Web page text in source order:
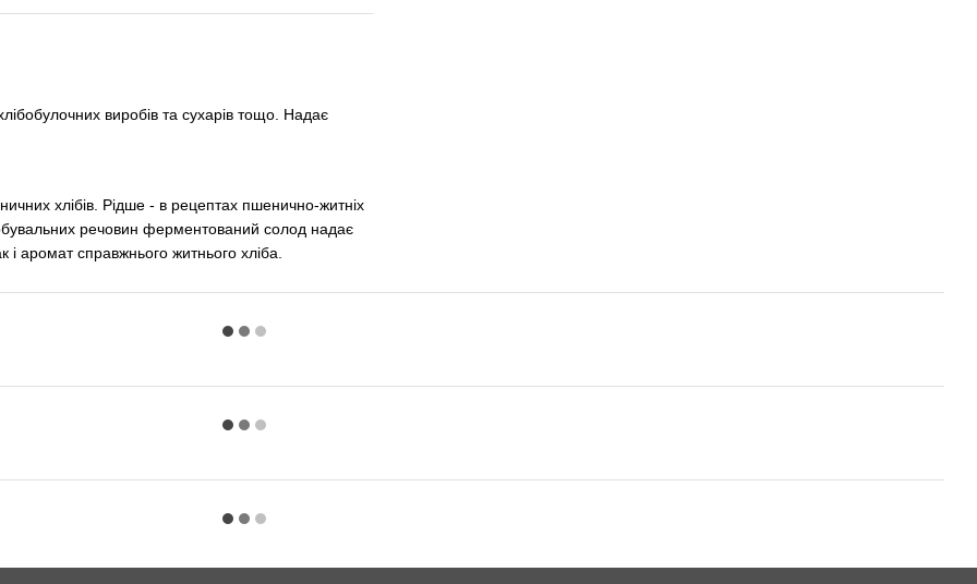
виробів та сухарів тощо. Надає
хлібів. Рідше - в рецептах пшенично-житніх
речовин ферментований солод надає
аромат справжнього житнього хліба.